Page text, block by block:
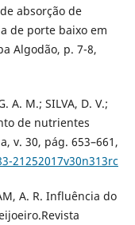
de absorção de
de porte baixo em
Algodão, p. 7-8,
A. M.; SILVA, D. V.;
de nutrientes
v. 30, pág. 653–661,
21252017v30n313rc
A. R. Influência do